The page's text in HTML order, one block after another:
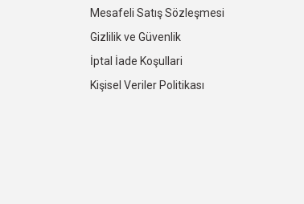
Mesafeli Satış Sözleşmesi
Gizlilik ve Güvenlik
İptal İade Koşullari
Kişisel Veriler Politikası